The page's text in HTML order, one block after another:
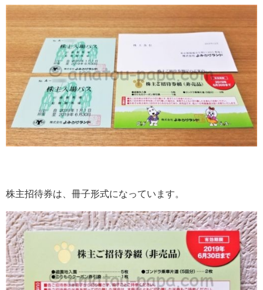
株主招待券は、冊子形式になっています。